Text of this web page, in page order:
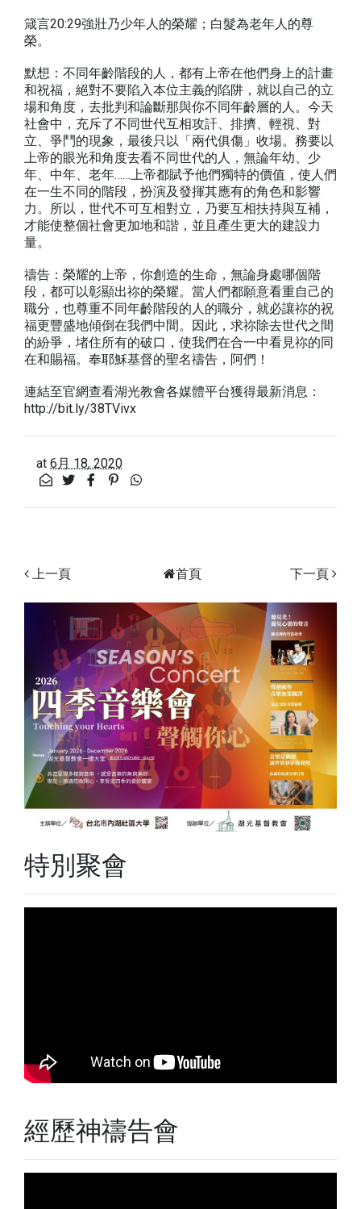
箴言20:29強壯乃少年人的榮耀；白髮為老年人的尊
榮。
默想：不同年齡階段的人，都有上帝在他們身上的計畫
和祝福，絕對不要陷入本位主義的陷阱，就以自己的立
場和角度，去批判和論斷那與你不同年齡層的人。今天
社會中，充斥了不同世代互相攻訐、排擠、輕視、對
立、爭鬥的現象，最後只以「兩代俱傷」收場。務要以
上帝的眼光和角度去看不同世代的人，無論年幼、少
年、中年、老年……上帝都賦予他們獨特的價值，使人們
在一生不同的階段，扮演及發揮其應有的角色和影響
力。所以，世代不可互相對立，乃要互相扶持與互補，
才能使整個社會更加地和諧，並且產生更大的建設力
量。
禱告：榮耀的上帝，你創造的生命，無論身處哪個階
段，都可以彰顯出祢的榮耀。當人們都願意看重自己的
職分，也尊重不同年齡階段的人的職分，就必讓祢的祝
福更豐盛地傾倒在我們中間。因此，求祢除去世代之間
的紛爭，堵住所有的破口，使我們在合一中看見祢的同
在和賜福。奉耶穌基督的聖名禱告，阿們！
連結至官網查看湖光教會各媒體平台獲得最新消息：
http://bit.ly/38TVivx
at 6月 18, 2020
上一頁 下一頁
首頁
Previous Next
特別聚會
經歷神禱告會